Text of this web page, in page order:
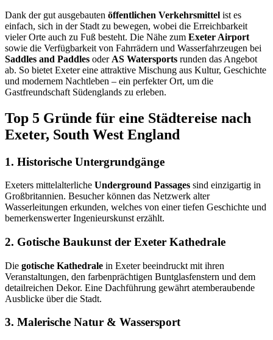
Dank der gut ausgebauten öffentlichen Verkehrsmittel ist es
einfach, sich in der Stadt zu bewegen, wobei die Erreichbarkeit
vieler Orte auch zu Fuß besteht. Die Nähe zum Exeter Airport
sowie die Verfügbarkeit von Fahrrädern und Wasserfahrzeugen bei
Saddles and Paddles oder AS Watersports runden das Angebot
ab. So bietet Exeter eine attraktive Mischung aus Kultur, Geschichte
und modernem Nachtleben – ein perfekter Ort, um die
Gastfreundschaft Südenglands zu erleben.
Top 5 Gründe für eine Städtereise nach
Exeter, South West England
1. Historische Untergrundgänge
Exeters mittelalterliche Underground Passages sind einzigartig in
Großbritannien. Besucher können das Netzwerk alter
Wasserleitungen erkunden, welches von einer tiefen Geschichte und
bemerkenswerter Ingenieurskunst erzählt.
2. Gotische Baukunst der Exeter Kathedrale
Die gotische Kathedrale in Exeter beeindruckt mit ihren
Veranstaltungen, den farbenprächtigen Buntglasfenstern und dem
detailreichen Dekor. Eine Dachführung gewährt atemberaubende
Ausblicke über die Stadt.
3. Malerische Natur & Wassersport